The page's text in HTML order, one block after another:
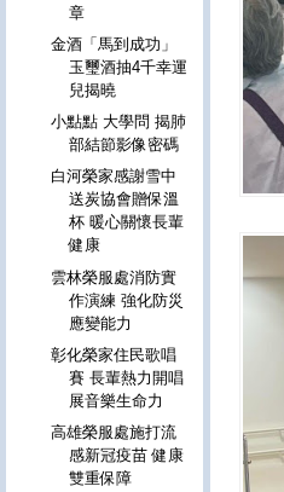
章
金酒「馬到成功」
玉璽酒抽4千幸運
兒揭曉
小點點 大學問 揭肺
部結節影像密碼
白河榮家感謝雪中
送炭協會贈保溫
杯 暖心關懷長輩
健康
雲林榮服處消防實
作演練 強化防災
應變能力
彰化榮家住民歌唱
賽 長輩熱力開唱
展音樂生命力
高雄榮服處施打流
感新冠疫苗 健康
雙重保障